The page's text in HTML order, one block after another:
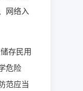
网络入
存民用
危险
范应当